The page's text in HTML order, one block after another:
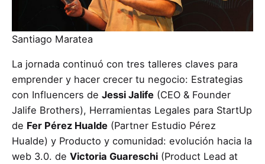
Santiago Maratea
La jornada continuó con tres talleres claves para
emprender y hacer crecer tu negocio: Estrategias
con Influencers de Jessi Jalife (CEO & Founder
Jalife Brothers), Herramientas Legales para StartUp
de Fer Pérez Hualde (Partner Estudio Pérez
Hualde) y Producto y comunidad: evolución hacia la
web 3.0. de Victoria Guareschi (Product Lead at